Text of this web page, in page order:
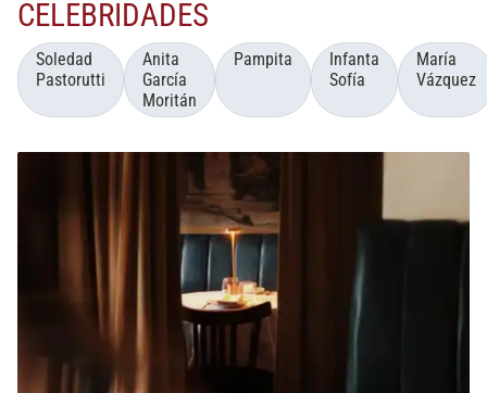
CELEBRIDADES
Soledad
Pastorutti
Anita
García
Moritán
Pampita
Infanta
Sofía
María
Vázquez